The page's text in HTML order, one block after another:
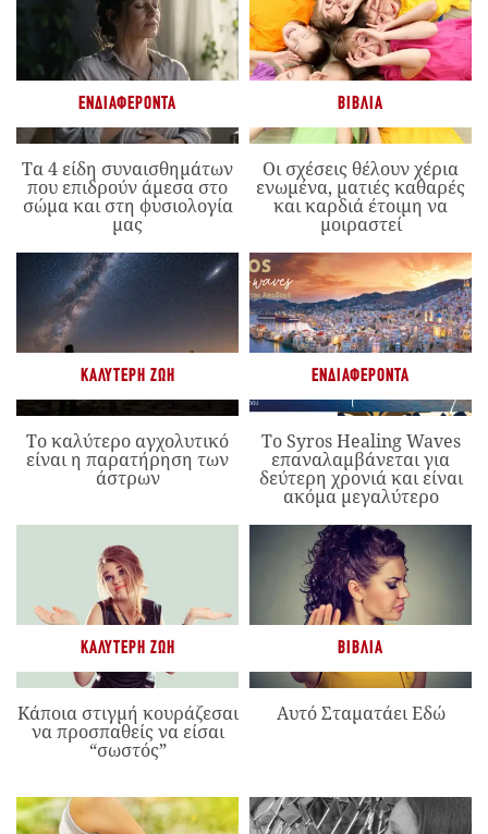
ΕΝΔΙΑΦΈΡΟΝΤΑ
Τα 4 είδη συναισθημάτων
που επιδρούν άμεσα στο
σώμα και στη φυσιολογία
μας
ΒΙΒΛΊΑ
Οι σχέσεις θέλουν χέρια
ενωμένα, ματιές καθαρές
και καρδιά έτοιμη να
μοιραστεί
ΚΑΛΎΤΕΡΗ ΖΩΉ
Το καλύτερο αγχολυτικό
είναι η παρατήρηση των
άστρων
ΕΝΔΙΑΦΈΡΟΝΤΑ
Το Syros Healing Waves
επαναλαμβάνεται για
δεύτερη χρονιά και είναι
ακόμα μεγαλύτερο
ΚΑΛΎΤΕΡΗ ΖΩΉ
Κάποια στιγμή κουράζεσαι
να προσπαθείς να είσαι
“σωστός”
ΒΙΒΛΊΑ
Αυτό Σταματάει Εδώ